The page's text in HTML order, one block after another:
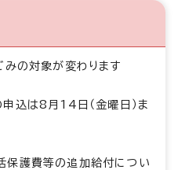
の対象が変わります
込は8月14日（金曜日）ま
保護費等の追加給付につい